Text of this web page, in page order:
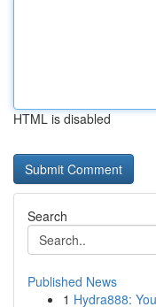
HTML is disabled
Search
Published News
1 Hydra888: